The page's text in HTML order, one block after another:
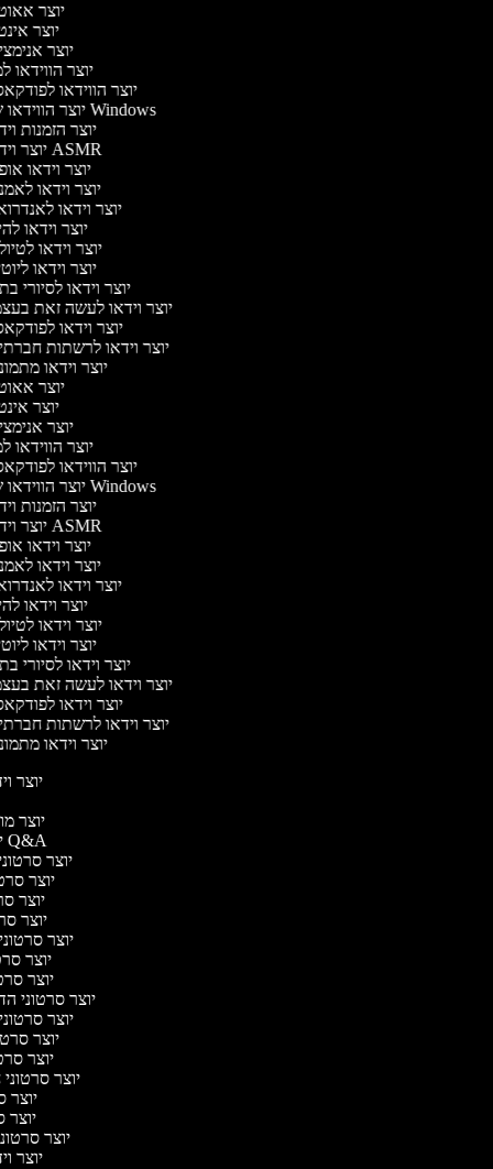
יוצר
יוצר
יוצר
יוצר הווידאו
יוצר הווידאו
יוצר הווידאו של Windows
יוצר הזמנות
יוצר וידאו ASMR
יוצר וידאו
יוצר וידאו
יוצר וידאו
יוצר וידאו
יוצר וידאו
יוצר וידאו
יוצר וידאו לסיורי
יוצר וידאו לעשה זאת
יוצר וידאו
יוצר וידאו לרשתות
יוצר וידאו
יוצר
יוצר
יוצר
יוצר הווידאו
יוצר הווידאו
יוצר הווידאו של Windows
יוצר הזמנות
יוצר וידאו ASMR
יוצר וידאו
יוצר וידאו
יוצר וידאו
יוצר וידאו
יוצר וידאו
יוצר וידאו
יוצר וידאו לסיורי
יוצר וידאו לעשה זאת
יוצר וידאו
יוצר וידאו לרשתות
יוצר וידאו
יוצר
יוצר
יוצר סרטוני Q&A
יוצר
יוצר
יוצר
יוצר
יוצר
יוצר
יוצר
יוצר סרטוני
יוצר
יוצר
יוצר
יוצר
יוצר
יוצר
יוצר
יוצר